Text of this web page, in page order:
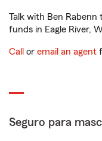
Talk with Ben
funds in Eagle River,
Call or email an agent
Seguro para